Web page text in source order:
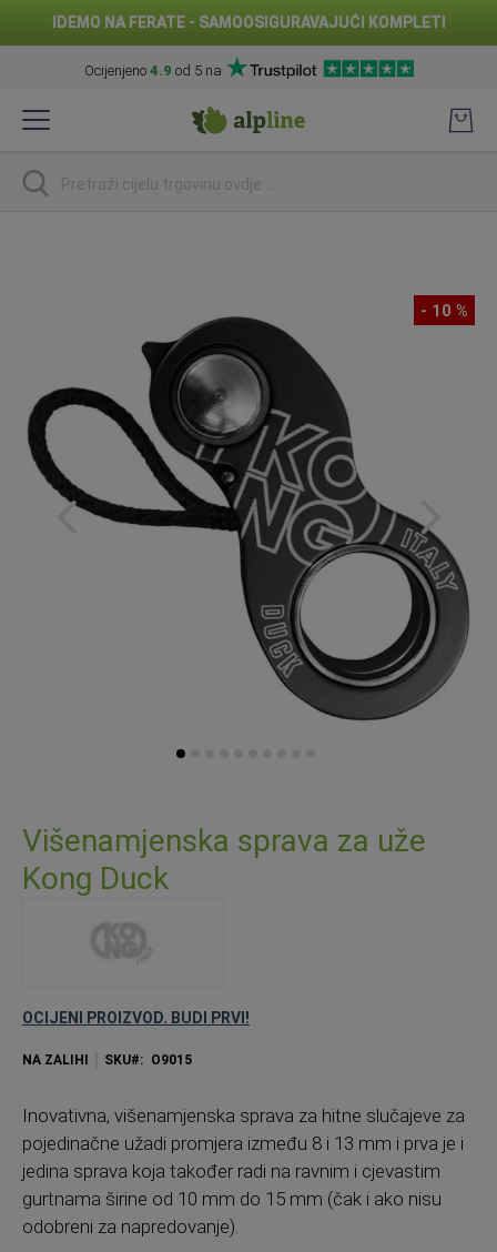
IDEMO NA FERATE - SAMOOSIGURAVAJUĆI KOMPLETI
Ocijenjeno 4.9 od 5 na
na
traži
images
gallery
- 10 %
to
the
beginning
Višenamjenska sprava za uže
Kong Duck
OCIJENI PROIZVOD. BUDI PRVI!
NA ZALIHI SKU O9015
Inovativna, višenamjenska sprava za hitne slučajeve za
pojedinačne užadi promjera između 8 i 13 mm i prva je i
jedina sprava koja također radi na ravnim i cjevastim
gurtnama širine od 10 mm do 15 mm (čak i ako nisu
odobreni za napredovanje).